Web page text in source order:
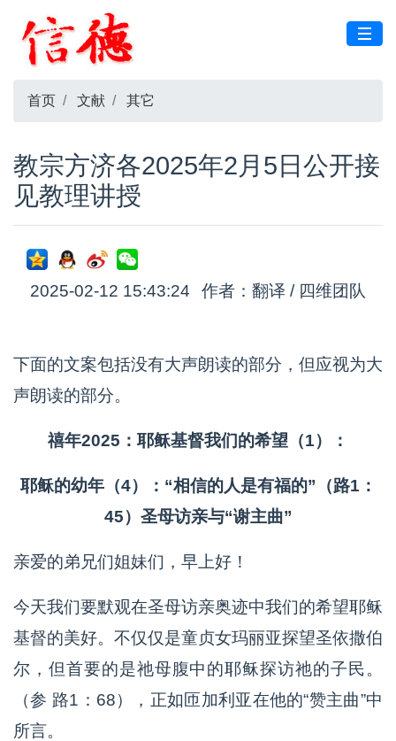
首页 文献 其它
教宗方济各2025年2月5日公开接
见教理讲授
2025-02-12 15:43:24 作者：翻译 / 四维团队
下面的文案包括没有大声朗读的部分，但应视为大
声朗读的部分。
禧年2025：耶稣基督我们的希望（1）：
耶稣的幼年（4）：“相信的人是有福的”（路1：
45）圣母访亲与“谢主曲”
亲爱的弟兄们姐妹们，早上好！
今天我们要默观在圣母访亲奥迹中我们的希望耶稣
基督的美好。不仅仅是童贞女玛丽亚探望圣依撒伯
尔，但首要的是祂母腹中的耶稣探访祂的子民。
（参 路1：68），正如匝加利亚在他的“赞主曲”中
所言。